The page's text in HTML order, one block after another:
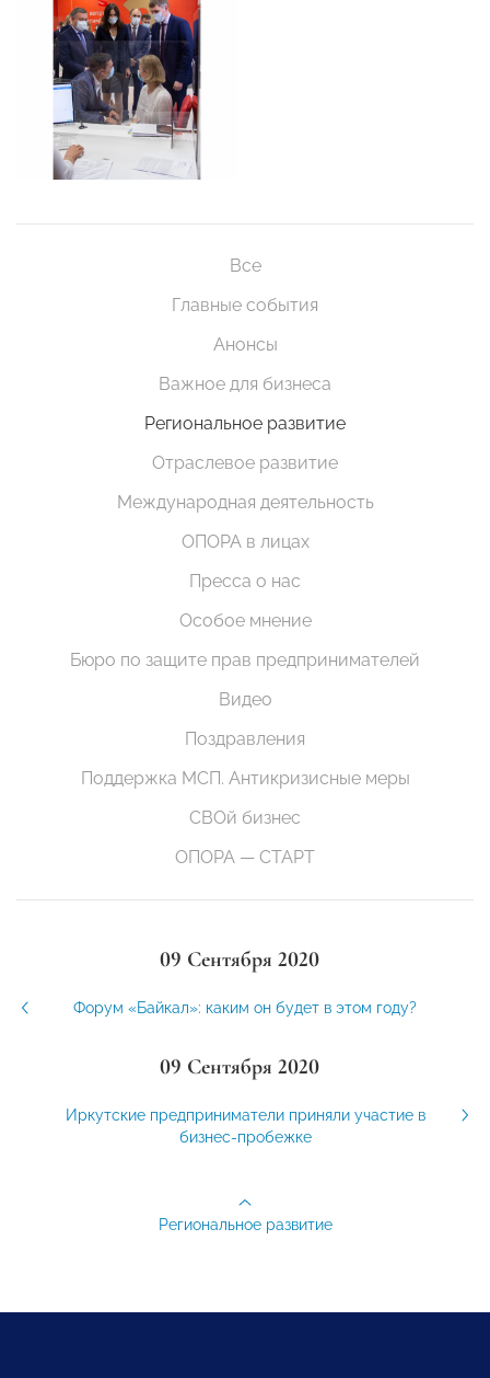
Все
Главные события
Анонсы
Важное для бизнеса
Региональное развитие
Отраслевое развитие
Международная деятельность
ОПОРА в лицах
Пресса о нас
Особое мнение
Бюро по защите прав предпринимателей
Видео
Поздравления
Поддержка МСП. Антикризисные меры
СВОй бизнес
ОПОРА — СТАРТ
09 Сентября 2020
Форум «Байкал»: каким он будет в этом году?
09 Сентября 2020
Иркутские предприниматели приняли участие в
бизнес-пробежке
Региональное развитие